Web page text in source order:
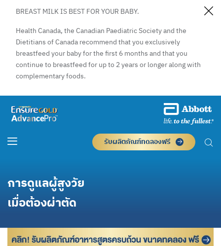
BREAST MILK IS BEST FOR YOUR BABY.
Health Canada, the Canadian Paediatric Society and the
Dietitians of Canada recommend that you exclusively
breastfeed your baby for the first 6 months and that you
continue to breastfeed for up to 2 years or longer along with
complementary foods.
รับผลิตภัณฑ์ทดลองฟรี
การดูแลผู้สูงวัย
เมื่อต้องผ่าตัด